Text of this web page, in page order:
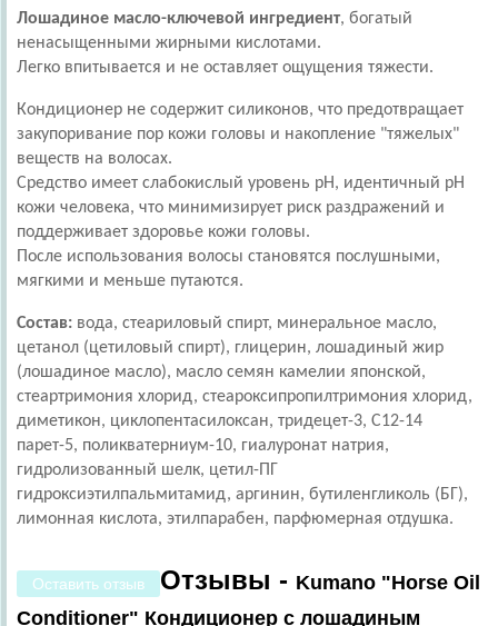
Лошадиное масло-ключевой ингредиент, богатый
ненасыщенными жирными кислотами.
Легко впитывается и не оставляет ощущения тяжести.
Кондиционер не содержит силиконов, что предотвращает
закупоривание пор кожи головы и накопление "тяжелых"
веществ на волосах.
Средство имеет слабокислый уровень pH, идентичный pH
кожи человека, что минимизирует риск раздражений и
поддерживает здоровье кожи головы.
После использования волосы становятся послушными,
мягкими и меньше путаются.
Состав: вода, стеариловый спирт, минеральное масло,
цетанол (цетиловый спирт), глицерин, лошадиный жир
(лошадиное масло), масло семян камелии японской,
стеартримония хлорид, стеароксипропилтримония хлорид,
диметикон, циклопентасилоксан, тридецет-3, С12-14
парет-5, поликватерниум-10, гиалуронат натрия,
гидролизованный шелк, цетил-ПГ
гидроксиэтилпальмитамид, аргинин, бутиленгликоль (БГ),
лимонная кислота, этилпарабен, парфюмерная отдушка.
Оставить отзыв Отзывы - Kumano "Horse Oil
Conditioner" Кондиционер с лошадиным